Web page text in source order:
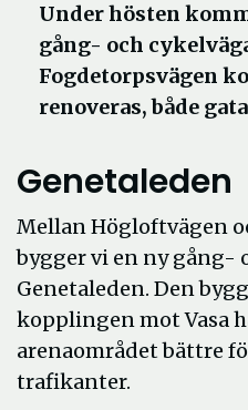
Under hösten
gång- och
Fogdetorpsvägen
renoveras, både
Genetaleden
Mellan Högloftvägen
bygger vi en ny gång-
Genetaleden. Den
kopplingen mot Vasa
arenaområdet bättre
trafikanter.